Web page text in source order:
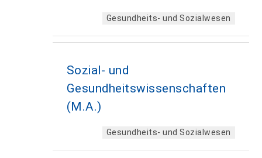
Gesundheits- und Sozialwesen
Sozial- und
Gesundheitswissenschaften
(M.A.)
Gesundheits- und Sozialwesen